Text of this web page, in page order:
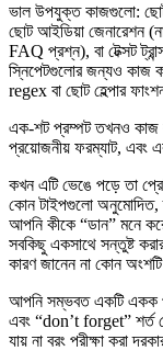
ভাল উপযুক্ত কাজগুলো: ছোট
ছোট আইডিয়া জেনারেশন
FAQ প্রশ্ন), বা টেক্সট
স্নিপেটগুলোর জন্যও কাজ
regex বা ছোট হেল্পার
এক-শট প্রম্পট তখনও কাজ
প্রয়োজনীয় ফরম্যাট, এবং
কখন এটি ভেঙে পড়ে তা
কোন টাইপগুলো অনুমোদিত,
আপনি কীকে “ডান” মনে
সবকিছু একসাথে সন্তুষ্ট
কারণ জানেন না কোন
আপনি সম্ভবত একটি একক
এবং “don’t forget” শর্ত
যায় না বরং পরীক্ষা করা